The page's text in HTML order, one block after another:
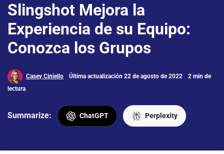
Slingshot Mejora la
Experiencia de su Equipo:
Conozca los Grupos
Casey Ciniello Última actualización 22 de agosto de 2022
2 min de
lectura
Summarize: ChatGPT Perplexity